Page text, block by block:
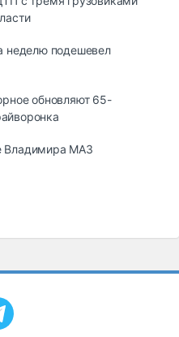
неделю подешевел
обновляют 65-
Владимира МАЗ